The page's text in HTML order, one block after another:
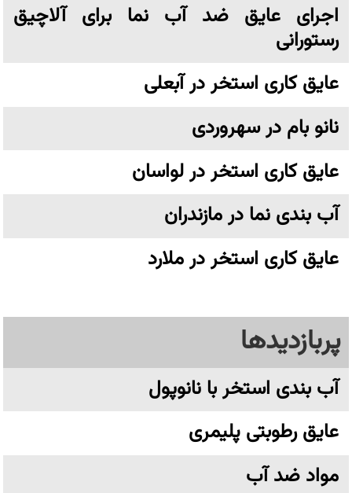
اجرای عایق ضد آب نما برای آلاچیق
رستورانی
عایق کاری استخر در آبعلی
نانو بام در سهروردی
عایق کاری استخر در لواسان
آب بندی نما در مازندران
عایق کاری استخر در ملارد
پربازدیدها
آب بندی استخر با نانوپول
عایق رطوبتی پلیمری
مواد ضد آب